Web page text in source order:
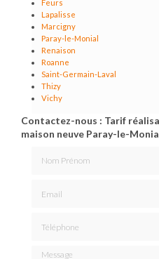
Feurs
Lapalisse
Marcigny
Paray-le-Monial
Renaison
Roanne
Saint-Germain-Laval
Thizy
Vichy
Contactez-nous : Tarif
maison neuve Paray-le-
Message